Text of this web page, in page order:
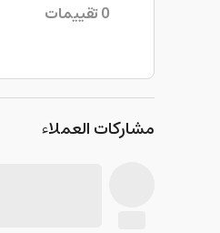
0تقييمات
مشاركات العملاء